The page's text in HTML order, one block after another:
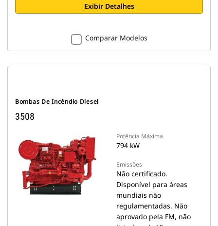
Exibir Detalhes
Comparar Modelos
Bombas De Incêndio Diesel
3508
Potência Máxima
794 kW
Emissões
Não certificado.
Disponível para áreas
mundiais não
regulamentadas. Não
aprovado pela FM, não